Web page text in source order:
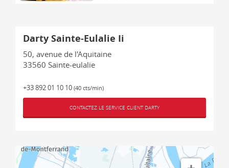
Darty Sainte-Eulalie Ii
50, avenue de l'Aquitaine
33560 Sainte-eulalie
+33 892 01 10 10 (40 cts/min)
CONTACTEZ LE SERVICE CLIENT DARTY